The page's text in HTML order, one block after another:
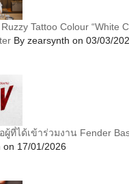
Tattoo Colour “White
By zearsynth on 03/03/
ผู้ที่ได้เข้าร่วมงาน Fender
on 17/01/2026